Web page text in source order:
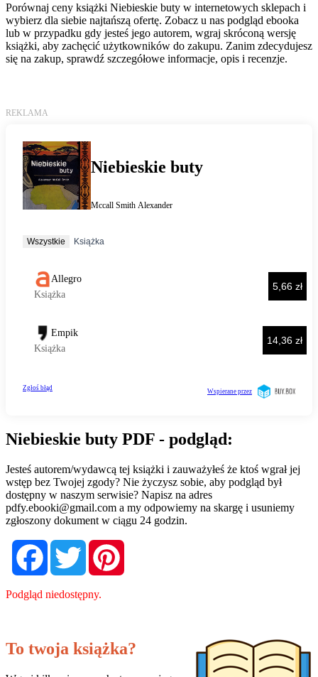
Porównaj ceny książki Niebieskie buty w internetowych sklepach i
wybierz dla siebie najtańszą ofertę. Zobacz u nas podgląd ebooka
lub w przypadku gdy jesteś jego autorem, wgraj skróconą wersję
książki, aby zachęcić użytkowników do zakupu. Zanim zdecydujesz
się na zakup, sprawdź szczegółowe informacje, opis i recenzje.
Niebieskie buty PDF - podgląd:
Jesteś autorem/wydawcą tej książki i zauważyłeś że ktoś wgrał jej
wstęp bez Twojej zgody? Nie życzysz sobie, aby podgląd był
dostępny w naszym serwisie? Napisz na adres
pdfy.ebooki@gmail.com a my odpowiemy na skargę i usuniemy
zgłoszony dokument w ciągu 24 godzin.
FacebookTwitter
Podgląd niedostępny.
To twoja książka?